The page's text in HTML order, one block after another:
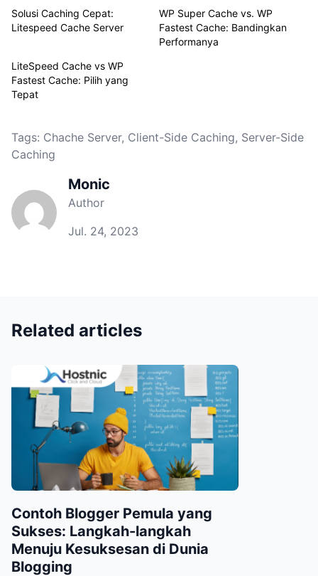
Solusi Caching Cepat:
Litespeed Cache Server
WP Super Cache vs. WP
Fastest Cache: Bandingkan
Performanya
LiteSpeed Cache vs WP
Fastest Cache: Pilih yang
Tepat
Tags: Chache Server, Client-Side Caching, Server-Side
Caching
Monic
Author
Jul. 24, 2023
Related articles
Contoh Blogger Pemula yang
Sukses: Langkah-langkah
Menuju Kesuksesan di Dunia
Blogging